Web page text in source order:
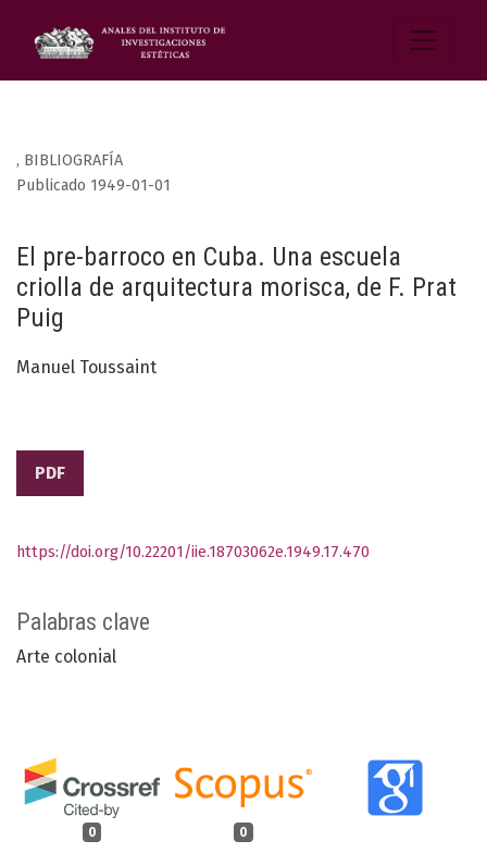
, BIBLIOGRAFÍA
El pre-barroco en Cuba. Una escuela
criolla de arquitectura morisca, de F. Prat
Puig
Publicado 1949-01-01
Manuel Toussaint
PDF
Palabras clave
Arte colonial
0 0
https://doi.org/10.22201/iie.18703062e.1949.17.470